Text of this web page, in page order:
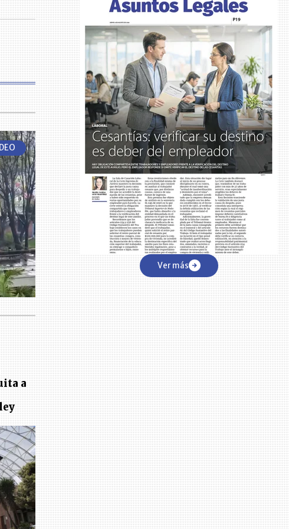
a
Ver más